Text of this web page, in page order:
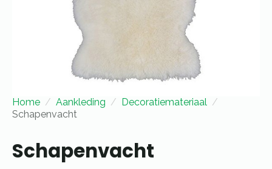
Home Aankleding
Decoratiemateriaal
Schapenvacht
Schapenvacht